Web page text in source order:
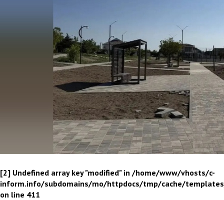
[2] Undefined array key "modified" in /home/www/vhosts/c-
inform.info/subdomains/mo/httpdocs/tmp/cache/
on line 411